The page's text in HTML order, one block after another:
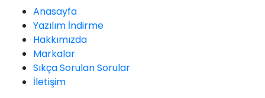
Anasayfa
Yazılım İndirme
Hakkımızda
Markalar
Sıkça Sorulan Sorular
İletişim